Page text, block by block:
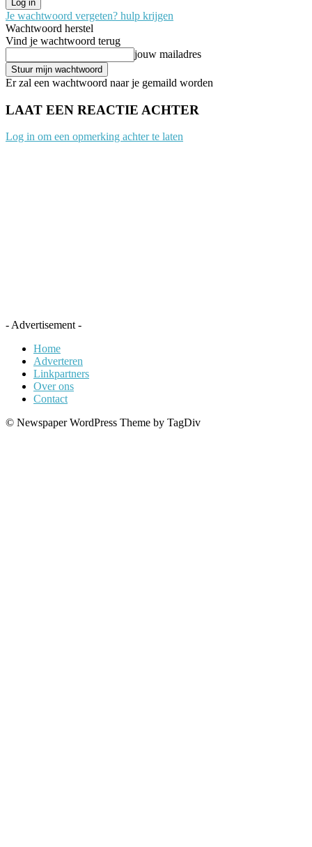
Je wachtwoord vergeten? hulp krijgen
Wachtwoord herstel
Vind je wachtwoord terug
jouw mailadres
Er zal een wachtwoord naar je gemaild worden
LAAT EEN REACTIE ACHTER
Log in om een opmerking achter te laten
- Advertisement -
Home
Adverteren
Linkpartners
Over ons
Contact
© Newspaper WordPress Theme by TagDiv